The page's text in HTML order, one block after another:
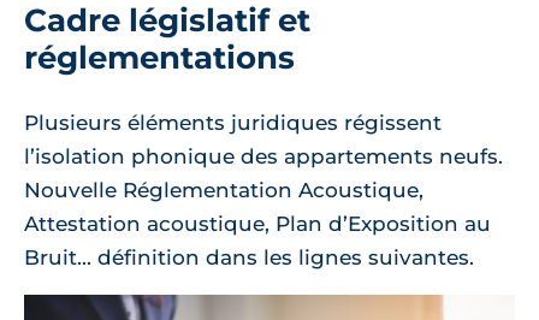
Cadre législatif et
réglementations
Plusieurs éléments juridiques régissent
l’isolation phonique des appartements neufs.
Nouvelle Réglementation Acoustique,
Attestation acoustique, Plan d’Exposition au
Bruit... définition dans les lignes suivantes.